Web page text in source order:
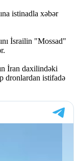
istinadla xəbər
İsrailin "Mossad"
İran daxilindəki
dronlardan istifadə